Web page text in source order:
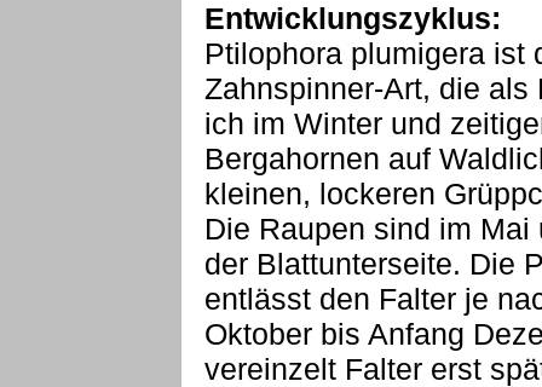
Entwicklungszyklus:
Ptilophora plumigera ist
Zahnspinner-Art, die
ich im Winter und
Bergahornen auf
kleinen, lockeren
Die Raupen sind im
der Blattunterseite. Die
entlässt den Falter je
Oktober bis Anfang
vereinzelt Falter erst